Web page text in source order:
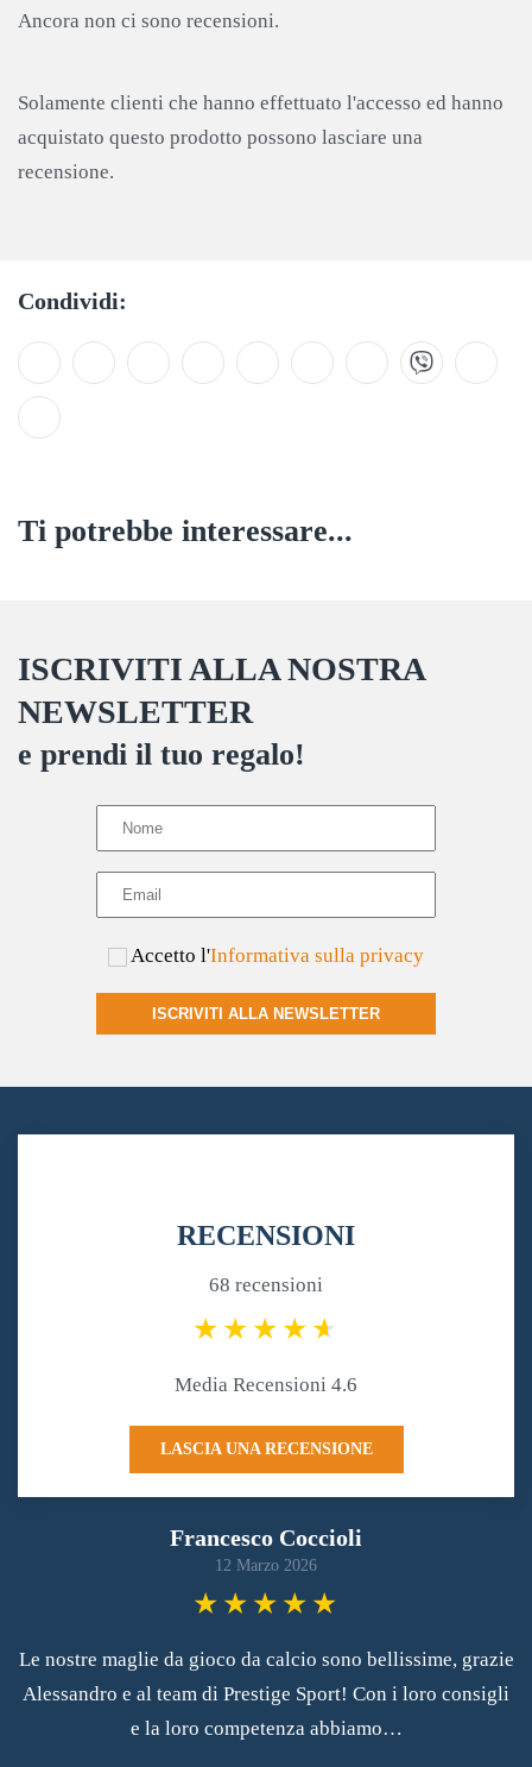
Ancora non ci sono recensioni.
Solamente clienti che hanno effettuato l'accesso ed hanno
acquistato questo prodotto possono lasciare una
recensione.
Condividi:
Ti potrebbe interessare...
ISCRIVITI ALLA NOSTRA
NEWSLETTER
e prendi il tuo regalo!
Accetto l'Informativa sulla privacy
ISCRIVITI ALLA NEWSLETTER
RECENSIONI
68 recensioni
Media Recensioni 4.6
LASCIA UNA RECENSIONE
Francesco Coccioli
12 Marzo 2026
Le nostre maglie da gioco da calcio sono bellissime, grazie
Alessandro e al team di Prestige Sport! Con i loro consigli
e la loro competenza abbiamo…